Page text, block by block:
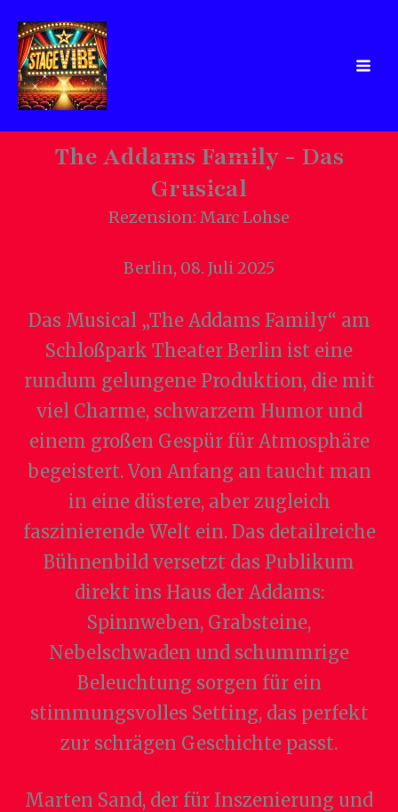
Inhalt
springen
The Addams Family - Das
Grusical
Rezension: Marc Lohse
Berlin, 08. Juli 2025
Das Musical „The Addams Family“ am
Schloßpark Theater Berlin ist eine
rundum gelungene Produktion, die mit
viel Charme, schwarzem Humor und
einem großen Gespür für Atmosphäre
begeistert. Von Anfang an taucht man
in eine düstere, aber zugleich
faszinierende Welt ein. Das detailreiche
Bühnenbild versetzt das Publikum
direkt ins Haus der Addams:
Spinnweben, Grabsteine,
Nebelschwaden und schummrige
Beleuchtung sorgen für ein
stimmungsvolles Setting, das perfekt
zur schrägen Geschichte passt.
Marten Sand, der für Inszenierung und